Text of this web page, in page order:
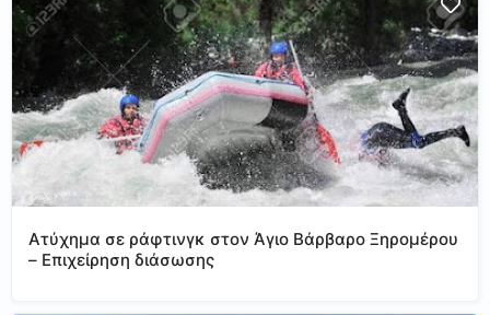
Ατύχημα σε ράφτινγκ στον Άγιο Βάρβαρο Ξηρομέρου
– Επιχείρηση διάσωσης